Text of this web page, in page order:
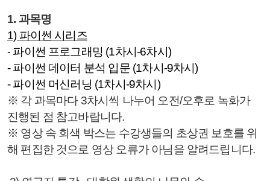
1. 과목명
1) 파이썬 시리즈
- 파이썬 프로그래밍 (1차시-6차시)
- 파이썬 데이터 분석 입문 (1차시-9차시)
- 파이썬 머신러닝 (1차시-9차시)
※ 각 과목마다 3차시씩 나누어 오전/오후로 녹화가
진행된 점 참고바랍니다.
※ 영상 속 회색 박스는 수강생들의 초상권 보호를 위
해 편집한 것으로 영상 오류가 아님을 알려드립니다.